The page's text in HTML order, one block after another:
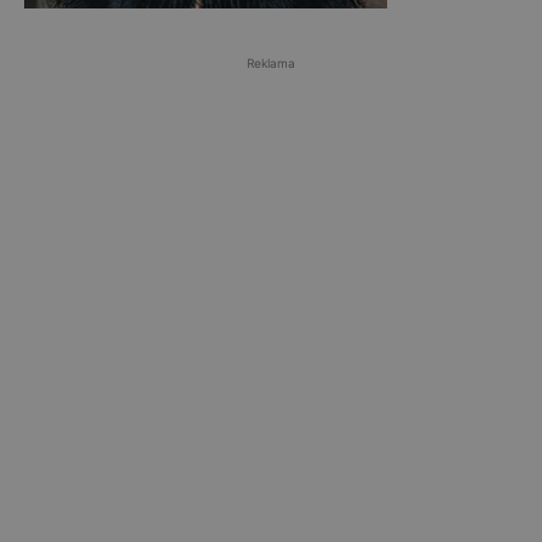
Reklama